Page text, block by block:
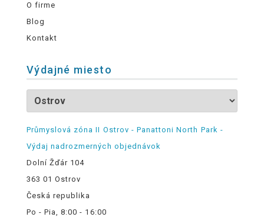
O firme
Blog
Kontakt
Výdajné miesto
Průmyslová zóna II Ostrov - Panattoni North Park -
Výdaj nadrozmerných objednávok
Dolní Žďár 104
363 01 Ostrov
Česká republika
Po - Pia, 8:00 - 16:00